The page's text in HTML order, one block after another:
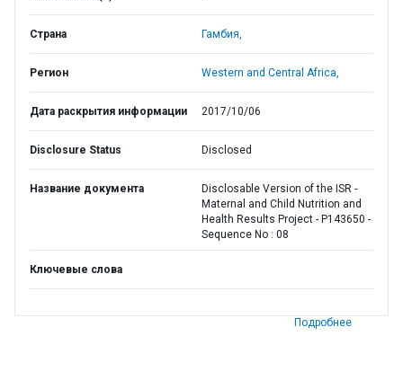
Страна Гамбия,
Регион Western and Central Africa,
Дата раскрытия информации 2017/10/06
Disclosure Status Disclosed
Название документа
Disclosable Version of the ISR -
Maternal and Child Nutrition and
Health Results Project - P143650 -
Sequence No : 08
Ключевые слова
Подробнее